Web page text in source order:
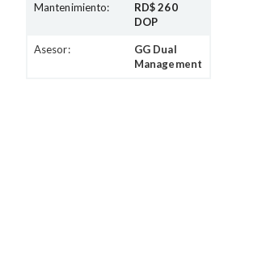
Mantenimiento:
RD$ 260
DOP
Asesor:
GG Dual
Management